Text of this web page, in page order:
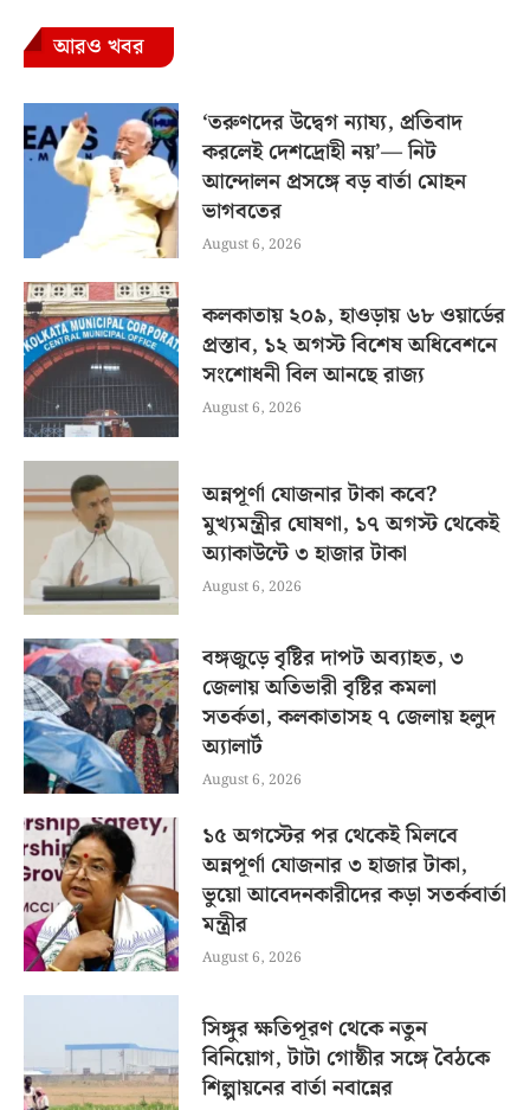
আরও খবর
‘তরুণদের উদ্বেগ ন্যায্য, প্রতিবাদ
করলেই দেশদ্রোহী নয়’— নিট
আন্দোলন প্রসঙ্গে বড় বার্তা মোহন
ভাগবতের
August 6, 2026
কলকাতায় ২০৯, হাওড়ায় ৬৮ ওয়ার্ডের
প্রস্তাব, ১২ অগস্ট বিশেষ অধিবেশনে
সংশোধনী বিল আনছে রাজ্য
August 6, 2026
অন্নপূর্ণা যোজনার টাকা কবে?
মুখ্যমন্ত্রীর ঘোষণা, ১৭ অগস্ট থেকেই
অ্যাকাউন্টে ৩ হাজার টাকা
August 6, 2026
বঙ্গজুড়ে বৃষ্টির দাপট অব্যাহত, ৩
জেলায় অতিভারী বৃষ্টির কমলা
সতর্কতা, কলকাতাসহ ৭ জেলায় হলুদ
অ্যালার্ট
August 6, 2026
১৫ অগস্টের পর থেকেই মিলবে
অন্নপূর্ণা যোজনার ৩ হাজার টাকা,
ভুয়ো আবেদনকারীদের কড়া সতর্কবার্তা
মন্ত্রীর
August 6, 2026
সিঙ্গুর ক্ষতিপূরণ থেকে নতুন
বিনিয়োগ, টাটা গোষ্ঠীর সঙ্গে বৈঠকে
শিল্পায়নের বার্তা নবান্নের